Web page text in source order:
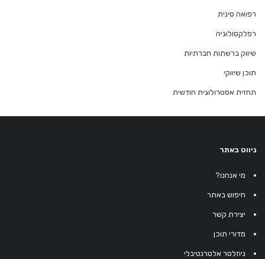
רפואה סינית
רפלקסולוגיה
שיווק ברשתות חברתיות
תוכן שיווקי
תחזית אסטרולוגית חודשית
ניווט באתר
מי אנחנו?
חיפוש באתר
יצירת קשר
מדורי תוכן
ניוזלטר אלטרנטיבלי